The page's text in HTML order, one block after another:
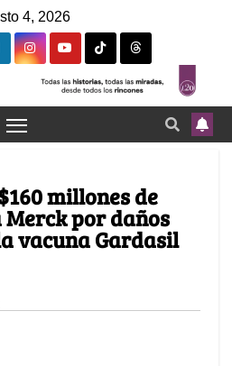
4, 2026
millones de
por daños
vacuna Gardasil